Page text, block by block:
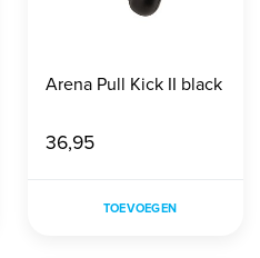
Arena Pull Kick II black
36,95
TOEVOEGEN